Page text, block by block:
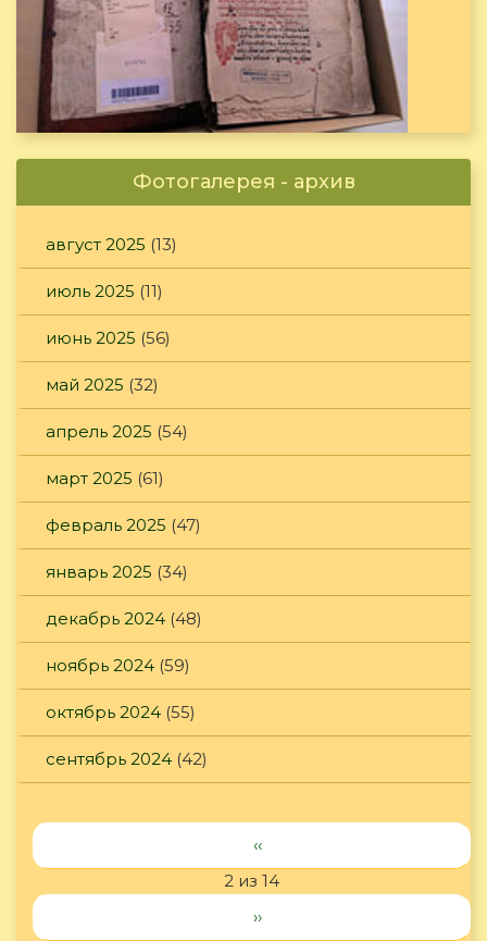
Фотогалерея - архив
август 2025 (13)
июль 2025 (11)
июнь 2025 (56)
май 2025 (32)
апрель 2025 (54)
март 2025 (61)
февраль 2025 (47)
январь 2025 (34)
декабрь 2024 (48)
ноябрь 2024 (59)
октябрь 2024 (55)
сентябрь 2024 (42)
‹‹
2 из 14
››